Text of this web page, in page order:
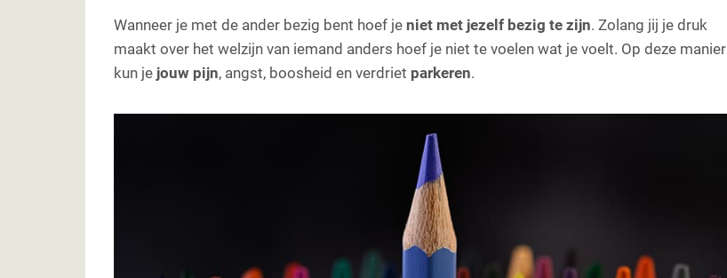
Wanneer je met de ander bezig bent hoef je niet met jezelf bezig te zijn. Zolang jij je druk
maakt over het welzijn van iemand anders hoef je niet te voelen wat je voelt. Op deze manier
kun je jouw pijn, angst, boosheid en verdriet parkeren.